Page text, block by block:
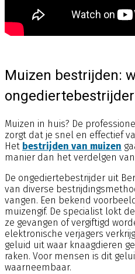
Muizen bestrijden:
Muizen in huis? De
zorgt dat je snel en effectief
Het bestrijden van muizen
manier dan het verdelgen
De ongediertebestrijder uit
van diverse
vangen. Een bekend
muizengif. De specialist lokt
ze gevangen of vergiftigd
elektronische verjagers
geluid uit waar knaagdieren
raken. Voor mensen is dit
waarneembaar.